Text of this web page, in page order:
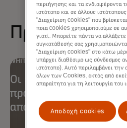
WHITE PAPER
Οι εκκαθαριστές
προωθήσουν την
αποδοχής
περιήγησης και τα ενδιαφέροντα
ιστότοπο και σε άλλους
"Διαχείριση cookies" που
ποια cookies χρησιμοποιούμε σε
γιατί. Μπορείτε πάντα να αλλάξετε
συγκατάθεσής σας
"Διαχείριση cookies" στο κάτω
υπάρχει διαθέσιμο ως σύνδεσμος
ιστότοπο). Αυτό περιλαμβάνει
όλων των Cookies, εκτός από
απαραίτητα για τη λειτουργία του
Αποδοχή cookies